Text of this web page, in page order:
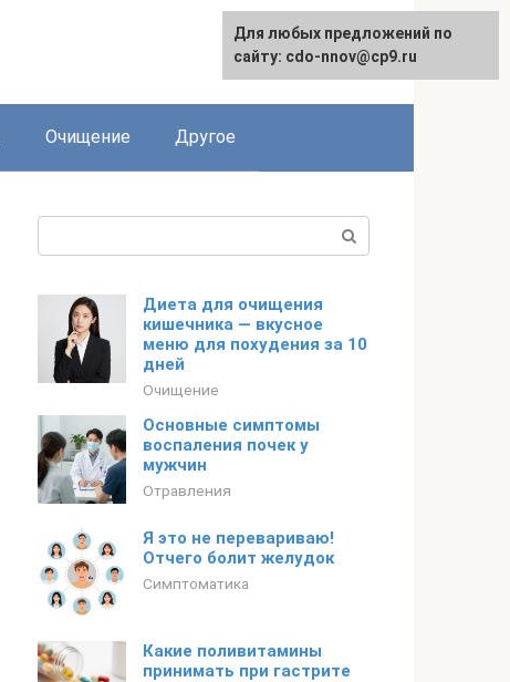
Очищение Другое
Диета для очищения
кишечника — вкусное
меню для похудения за 10
дней
Очищение
Основные симптомы
воспаления почек у
мужчин
Отравления
Я это не перевариваю!
Отчего болит желудок
Симптоматика
Какие поливитамины
принимать при гастрите
Для любых предложений по
сайту: cdo-nnov@cp9.ru